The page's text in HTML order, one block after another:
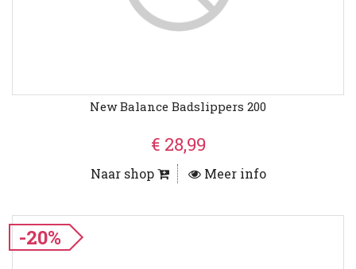
New Balance Badslippers 200
€ 28,99
Naar shop Meer info
-20%